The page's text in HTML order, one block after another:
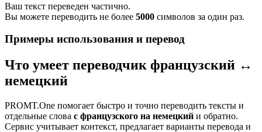
Ваш текст переведен частично.
Вы можете переводить не более 5000 символов за один раз.
Примеры использования и перевод
Что умеет переводчик французский ↔
немецкий
PROMT.One помогает быстро и точно переводить тексты и
отдельные слова с французского на немецкий и обратно.
Сервис учитывает контекст, предлагает варианты перевода и